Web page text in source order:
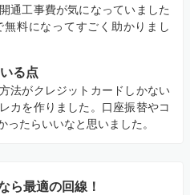
通工事費が気になっていました
料になってすごく助かりまし
る点
法がクレジットカードしかない
カを作りました。口座振替やコ
ったらいいなと思いました。
ら最適の回線！